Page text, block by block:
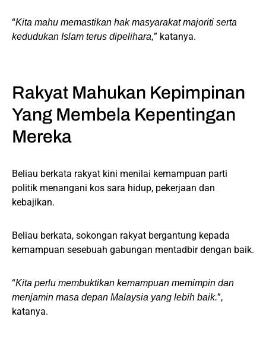
“Kita mahu memastikan hak masyarakat majoriti serta
kedudukan Islam terus dipelihara,” katanya.
Rakyat Mahukan Kepimpinan
Yang Membela Kepentingan
Mereka
Beliau berkata rakyat kini menilai kemampuan parti
politik menangani kos sara hidup, pekerjaan dan
kebajikan.
Beliau berkata, sokongan rakyat bergantung kepada
kemampuan sesebuah gabungan mentadbir dengan baik.
“Kita perlu membuktikan kemampuan memimpin dan
menjamin masa depan Malaysia yang lebih baik.”,
katanya.